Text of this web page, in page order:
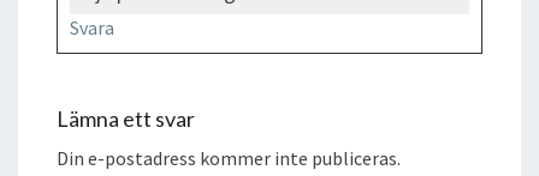
Svara
Lämna ett svar
Din e-postadress kommer inte publiceras.